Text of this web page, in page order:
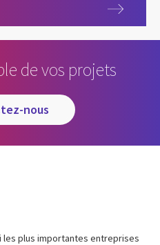
européenne choisit CGI
de vos projets
nous
les plus importantes entreprises